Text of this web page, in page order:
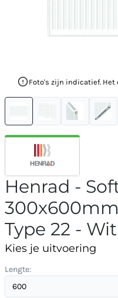
Foto's zijn indicatief.
Henrad -
Type 22 - Wit
Kies je uitvoering
Lengte: